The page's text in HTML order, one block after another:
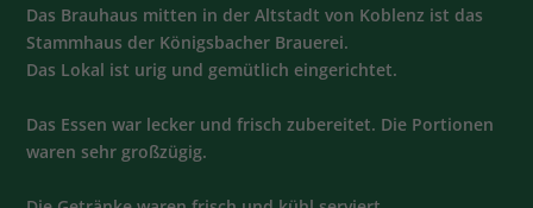
Das Brauhaus mitten in der Altstadt von Koblenz ist das
Stammhaus der Königsbacher Brauerei.
Das Lokal ist urig und gemütlich eingerichtet.
Das Essen war lecker und frisch zubereitet. Die Portionen
waren sehr großzügig.